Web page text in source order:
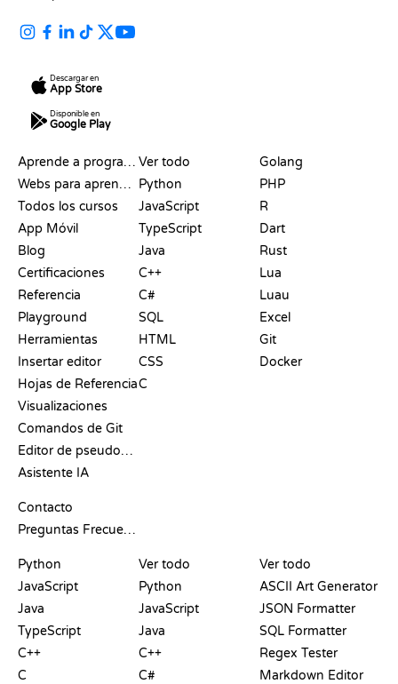
Descargar en
App Store
Disponible en
Google Play
Aprende a programar
Webs para aprender a programar gratis
Todos los cursos
App Móvil
Blog
Certificaciones
Referencia
Playground
Herramientas
Insertar editor
Hojas de Referencia
Visualizaciones
Comandos de Git
Editor de pseudocódigo
Asistente IA
Contacto
Preguntas Frecuentes
Ver todo
Python
JavaScript
TypeScript
Java
C++
C#
SQL
HTML
CSS
C
Golang
PHP
R
Dart
Rust
Lua
Luau
Excel
Git
Docker
Python
JavaScript
Java
TypeScript
C++
C
Ver todo
Python
JavaScript
Java
C++
C#
Ver todo
ASCII Art Generator
JSON Formatter
SQL Formatter
Regex Tester
Markdown Editor